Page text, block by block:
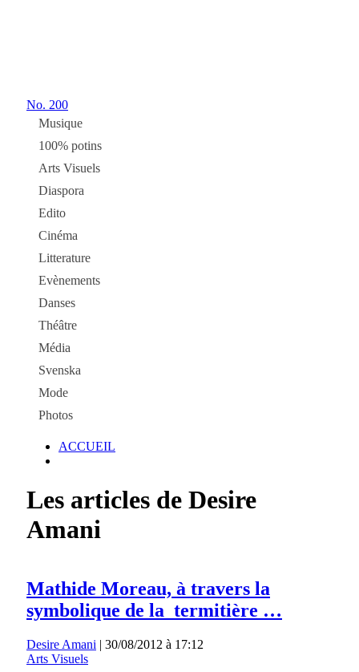
No. 200
Musique
100% potins
Arts Visuels
Diaspora
Edito
Cinéma
Litterature
Evènements
Danses
Théâtre
Média
Svenska
Mode
Photos
ACCUEIL
Les articles de Desire
Amani
Mathide Moreau, à travers la
symbolique de la termitière …
Desire Amani | 30/08/2012 à 17:12
Arts Visuels